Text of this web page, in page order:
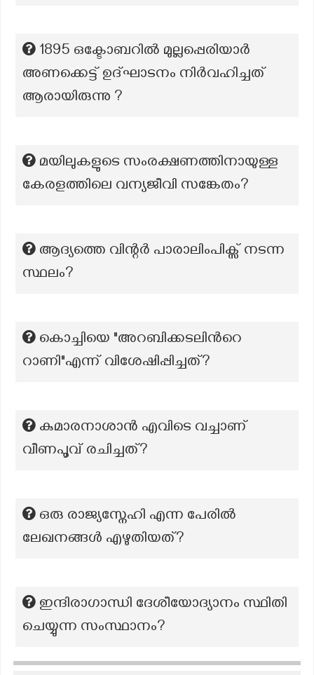
1895 ഒക്ടോബറിൽ മുല്ലപ്പെരിയാർ
അണക്കെട്ട് ഉദ്ഘാടനം നിർവഹിച്ചത്
ആരായിരുന്നു ?
മയിലുകളുടെ സംരക്ഷണത്തിനായുള്ള
കേരളത്തിലെ വന്യജീവി സങ്കേതം?
ആദ്യത്തെ വിന്റർ പാരാലിംപിക്സ് നടന്ന
സ്ഥലം?
കൊച്ചിയെ "അറബിക്കടലിന്‍റെ
റാണി"എന്ന് വിശേഷിപ്പിച്ചത്?
കുമാരനാശാൻ എവിടെ വച്ചാണ്
വീണപൂവ് രചിച്ചത്?
ഒരു രാജ്യസ്നേഹി എന്ന പേരില്‍
ലേഖനങ്ങള്‍ എഴുതിയത്?
ഇന്ദിരാഗാന്ധി ദേശീയോദ്യാനം സ്ഥിതി
ചെയ്യുന്ന സംസ്ഥാനം?